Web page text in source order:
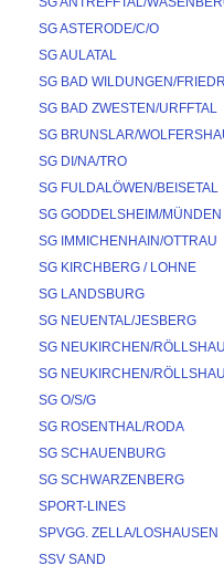
SG ASTERODE/C/O
SG AULATAL
SG BAD WILDUNGEN/
SG BAD ZWESTEN/URFFTAL
SG BRUNSLAR/
SG DI/NA/TRO
SG FULDALÖWEN/BEISETAL
SG GODDELSHEIM/MÜNDEN
SG IMMICHENHAIN/OTTRAU
SG KIRCHBERG / LOHNE
SG LANDSBURG
SG NEUENTAL/JESBERG
SG NEUKIRCHEN/
SG NEUKIRCHEN/
SG O/S/G
SG ROSENTHAL/RODA
SG SCHAUENBURG
SG SCHWARZENBERG
SPORT-LINES
SPVGG. ZELLA/LOSHAUSEN
SSV SAND